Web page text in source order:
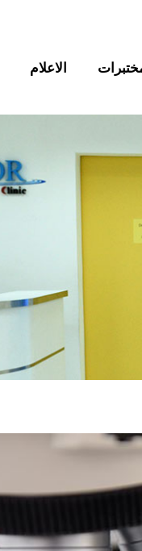
الاعلام